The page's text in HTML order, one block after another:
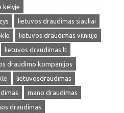
kelyje
lietuvos draudimas siauliai
lietuvos draudimas vilniuje
lietuvos draudimas.lt
draudimo kompanijos
lietuvosdraudimas
mano draudimas
draudimas